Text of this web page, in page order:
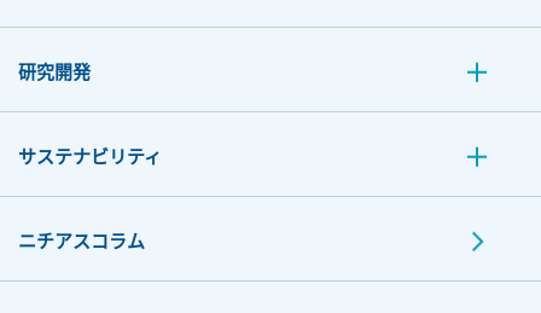
研究開発
サステナビリティ
ニチアスコラム